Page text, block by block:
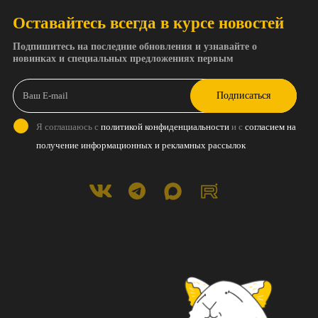
Оставайтесь всегда в курсе новостей
Подпишитесь на последние обновления и узнавайте о
новинках и специальных предложениях первым
Подписаться
Я соглашаюсь с политикой конфиденциальности и с согласием на
получение информационных и рекламных рассылок